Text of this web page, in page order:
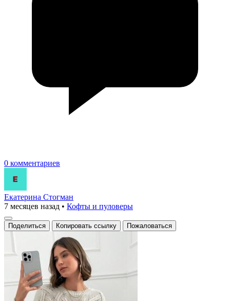
0 комментариев
Екатерина Стогман
7 месяцев назад • Кофты и пуловеры
Поделиться Копировать ссылку Пожаловаться